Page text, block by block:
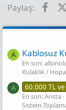
Paylaş:
A Kablosuz
En son:
Kulaklık /
A 60.000 TL
En son: Arista
Sistem